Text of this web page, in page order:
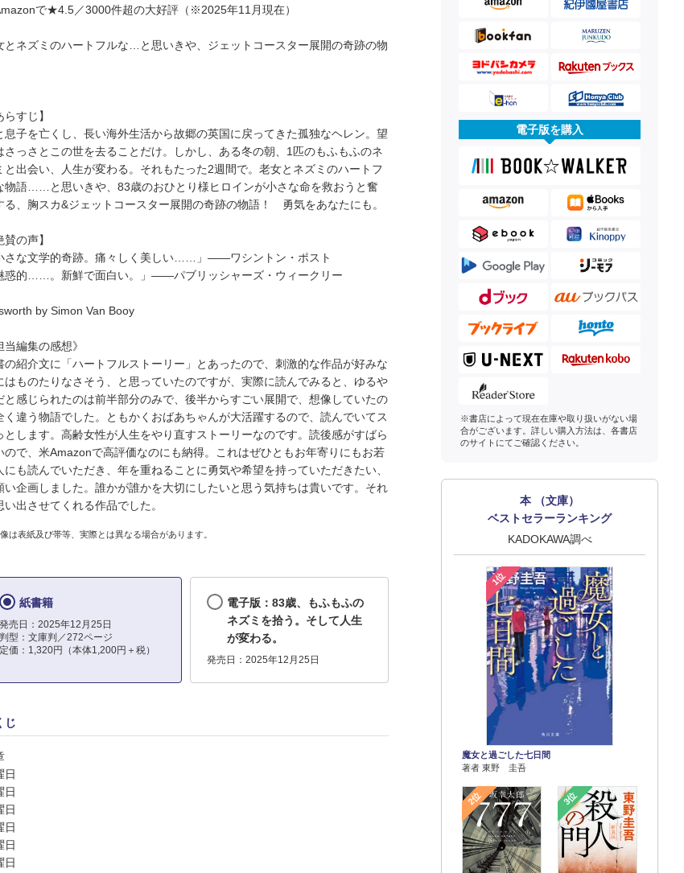
で★4.5／3000件超の大好評（※2025年11月現在）
とネズミのハートフルな…と思いきや、ジェットコースター展開の奇跡の物
らすじ】
息子を亡くし、長い海外生活から故郷の英国に戻ってきた孤独なヘレン。望
さっさとこの世を去ることだけ。しかし、ある冬の朝、1匹のもふもふのネ
と出会い、人生が変わる。それもたった2週間で。老女とネズミのハートフ
物語……と思いきや、83歳のおひとり様ヒロインが小さな命を救おうと奮
る、胸スカ&ジェットコースター展開の奇跡の物語！ 勇気をあなたにも。
賛の声】
さな文学的奇跡。痛々しく美しい……」――ワシントン・ポスト
惑的……。新鮮で面白い。」――パブリッシャーズ・ウィークリー
by Simon Van Booy
当編集の感想》
の紹介文に「ハートフルストーリー」とあったので、刺激的な作品が好みな
はものたりなさそう、と思っていたのですが、実際に読んでみると、ゆるや
と感じられたのは前半部分のみで、後半からすごい展開で、想像していたの
く違う物語でした。ともかくおばあちゃんが大活躍するので、読んでいてス
とします。高齢女性が人生をやり直すストーリーなのです。読後感がすばら
ので、米Amazonで高評価なのにも納得。これはぜひともお年寄りにもお若
にも読んでいただき、年を重ねることに勇気や希望を持っていただきたい、
い企画しました。誰かが誰かを大切にしたいと思う気持ちは貴いです。それ
い出させてくれる作品でした。
は表紙及び帯等、実際とは異なる場合があります。
紙書籍
発売日：2025年12月25日
判型：文庫判／272ページ
定価：1,320円（本体1,200円＋税）
電子版：83歳、もふもふの
ネズミを拾う。そして人生
が変わる。
発売日：2025年12月25日
じ
日
日
日
日
日
日
電子版を購入
※書店によって現在在庫や取り扱いがない場
合がございます。詳しい購入方法は、各書店
のサイトにてご確認ください。
本 （文庫）
ベストセラーランキング
KADOKAWA調べ
1位
魔女と過ごした七日間
著者 東野 圭吾
2位 3位